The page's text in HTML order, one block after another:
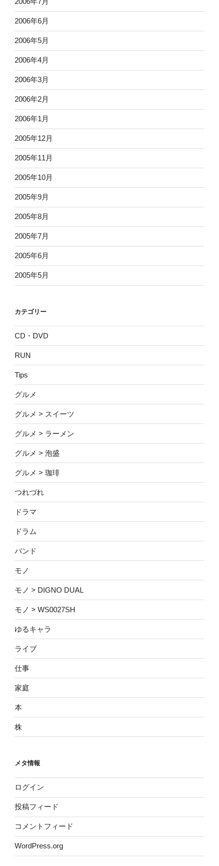
2006年6月
2006年5月
2006年4月
2006年3月
2006年2月
2006年1月
2005年12月
2005年11月
2005年10月
2005年9月
2005年8月
2005年7月
2005年6月
2005年5月
カテゴリー
CD・DVD
RUN
Tips
グルメ
グルメ > スイーツ
グルメ > ラーメン
グルメ > 泡盛
グルメ > 珈琲
つれづれ
ドラマ
ドラム
バンド
モノ
モノ > DIGNO DUAL
モノ > WS0027SH
ゆるキャラ
ライブ
仕事
家庭
本
株
メタ情報
ログイン
投稿フィード
コメントフィード
WordPress.org